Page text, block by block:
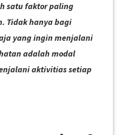
satu faktor paling
Tidak hanya bagi
yang ingin menjalani
adalah modal
aktivitias setiap